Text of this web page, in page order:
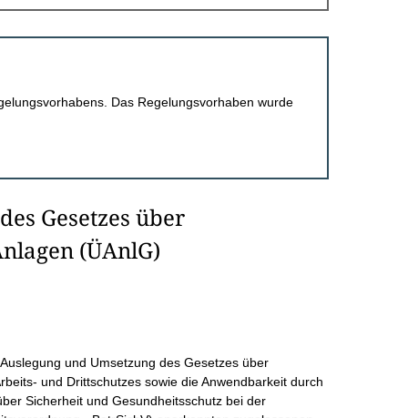
Das Regelungsvorhaben wurde
Gesetzes über
(ÜAnlG)
und Umsetzung des Gesetzes über
und Drittschutzes sowie die Anwendbarkeit durch
Sicherheit und Gesundheitsschutz bei der